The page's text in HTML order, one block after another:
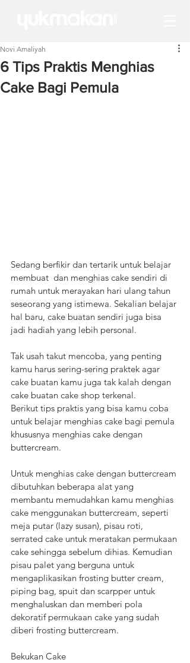
6 Tips Praktis Menghias
Cake Bagi Pemula
Novi Amaliyah
Sedang berfikir dan tertarik untuk belajar
membuat  dan menghias cake sendiri di
rumah untuk merayakan hari ulang tahun
seseorang yang istimewa. Sekalian belajar
hal baru, cake buatan sendiri juga bisa
jadi hadiah yang lebih personal.
Tak usah takut mencoba, yang penting
kamu harus sering-sering praktek agar
cake buatan kamu juga tak kalah dengan
cake buatan cake shop terkenal.
Berikut tips praktis yang bisa kamu coba
untuk belajar menghias cake bagi pemula
khususnya menghias cake dengan
buttercream.
Untuk menghias cake dengan buttercream
dibutuhkan beberapa alat yang
membantu memudahkan kamu menghias
cake menggunakan buttercream, seperti
meja putar (lazy susan), pisau roti,
serrated cake untuk meratakan permukaan
cake sehingga sebelum dihias. Kemudian
pisau palet yang berguna untuk
mengaplikasikan frosting butter cream,
piping bag, spuit dan scarpper untuk
menghaluskan dan memberi pola
dekoratif permukaan cake yang sudah
diberi frosting buttercream.
Bekukan Cake